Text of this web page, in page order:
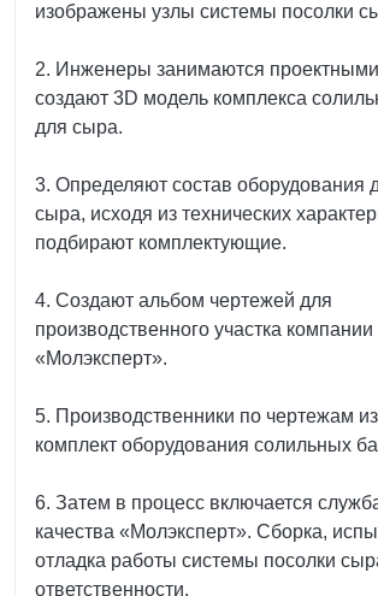
изображены узлы системы посолки
2. Инженеры занимаются
создают 3D модель комплекса
для сыра.
3. Определяют состав оборудования
сыра, исходя из технических
подбирают комплектующие.
4. Создают альбом чертежей для
производственного участка компании
«Молэксперт».
5. Производственники по чертежам
комплект оборудования солильных
6. Затем в процесс включается
качества «Молэксперт». Сборка,
отладка работы системы посолки
ответственности.